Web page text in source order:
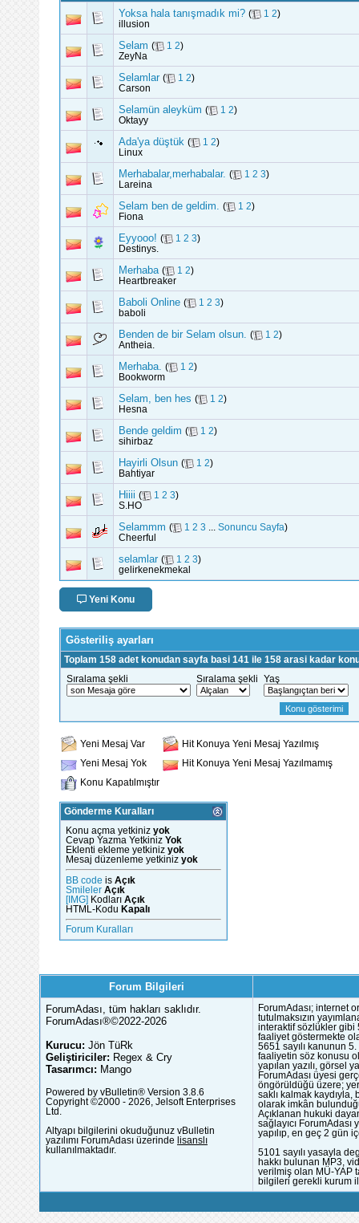
Yoksa hala tanışmadık mi? ( 1 2)
illusion
Selam ( 1 2)
ZeyNa
Selamlar ( 1 2)
Carson
Selamün aleyküm ( 1 2)
Oktayy
Ada'ya düştük ( 1 2)
Linux
Merhabalar,merhabalar. ( 1 2 3)
Lareina
Selam ben de geldim. ( 1 2)
Fiona
Eyyooo! ( 1 2 3)
Destinys.
Merhaba ( 1 2)
Heartbreaker
Baboli Online ( 1 2 3)
baboli
Benden de bir Selam olsun. ( 1 2)
Antheia.
Merhaba. ( 1 2)
Bookworm
Selam, ben hes ( 1 2)
Hesna
Bende geldim ( 1 2)
sihirbaz
Hayirli Olsun ( 1 2)
Bahtiyar
Hiiii ( 1 2 3)
S.HO
Selammm ( 1 2 3 Sonuncu Sayfa)
Cheerful
selamlar ( 1 2 3)
gelirkenekmekal
Yeni Konu
Gösteriliş ayarları
Toplam 158 adet konudan sayfa basi 141 ile 158 arasi kadar
Sıralama şekli
Sıralama şekli Yaş
Yeni Mesaj Var
Hit Konuya Yeni Mesaj Yazılmış
Yeni Mesaj Yok
Hit Konuya Yeni Mesaj Yazılmamış
Konu Kapatılmıştır
Gönderme Kuralları
Konu açma yetkiniz yok
Cevap Yazma Yetkiniz Yok
Eklenti ekleme yetkiniz yok
Mesaj düzenleme yetkiniz yok
BB code is Açık
Smileler Açık
[IMG] Kodları Açık
HTML-Kodu Kapalı
Forum Kuralları
Forum Bilgileri
ForumAdası, tüm hakları saklıdır.
ForumAdası®©2022-2026
Kurucu: Jön TüRk
Geliştiriciler: Regex & Cry
Tasarımcı: Mango
Powered by vBulletin® Version 3.8.6
Copyright ©2000 - 2026, Jelsoft Enterprises
Ltd.
Altyapı bilgilerini okuduğunuz vBulletin
yazılımı ForumAdası üzerinde lisanslı
kullanılmaktadır.
ForumAdası; internet
tutulmaksızın
interaktif sözlükler gibi
faaliyet göstermekte
5651 sayılı kanunun
faaliyetin söz konusu
yapılan yazılı, görsel
ForumAdası üyesi
öngörüldüğü üzere;
saklı kalmak
olarak imkân
Açıklanan hukuki
sağlayıcı
yapılıp, en geç 2 gün
5101 sayılı yasayla
hakkı bulunan MP3,
verilmiş olan MÜ-YAP
bilgileri gerekli kurum